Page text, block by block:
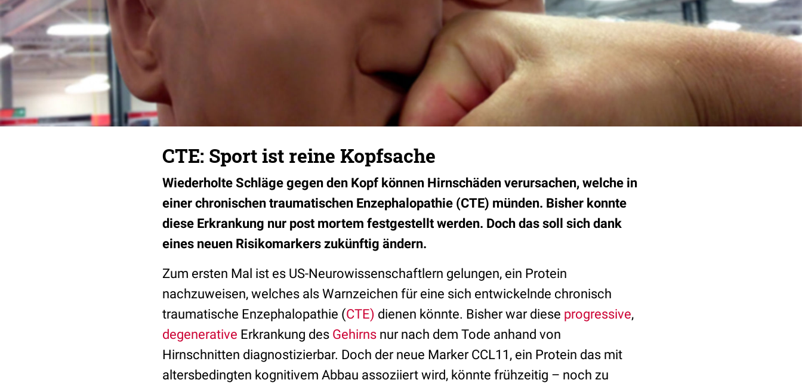
CTE: Sport ist reine Kopfsache
Wiederholte Schläge gegen den Kopf können Hirnschäden verursachen, welche in
einer chronischen traumatischen Enzephalopathie (CTE) münden. Bisher konnte
diese Erkrankung nur post mortem festgestellt werden. Doch das soll sich dank
eines neuen Risikomarkers zukünftig ändern.
Zum ersten Mal ist es US-Neurowissenschaftlern gelungen, ein Protein
nachzuweisen, welches als Warnzeichen für eine sich entwickelnde chronisch
traumatische Enzephalopathie (CTE) dienen könnte. Bisher war diese progressive,
degenerative Erkrankung des Gehirns nur nach dem Tode anhand von
Hirnschnitten diagnostizierbar. Doch der neue Marker CCL11, ein Protein das mit
altersbedingten kognitivem Abbau assoziiert wird, könnte frühzeitig – noch zu